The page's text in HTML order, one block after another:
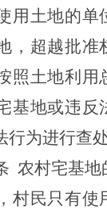
用土地的单
，超越批准
照土地利用
基地或违反
为进行查处
农村宅基地
村民只有使